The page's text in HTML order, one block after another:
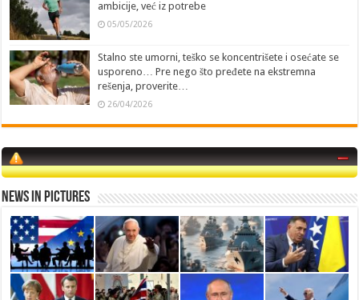
ambicije, već iz potrebe
05/05/2026
Stalno ste umorni, teško se koncentrišete i osećate se
usporeno… Pre nego što pređete na ekstremna
rešenja, proverite…
26/04/2026
News in Pictures